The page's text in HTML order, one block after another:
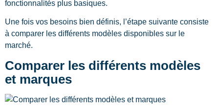
fonctionnalités plus basiques.
Une fois vos besoins bien définis, l’étape suivante consiste
à comparer les différents modèles disponibles sur le
marché.
Comparer les différents modèles
et marques